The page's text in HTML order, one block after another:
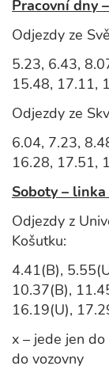
Pracovní dny
Odjezdy ze
5.23, 6.43,
15.48, 17.11,
Odjezdy ze
6.04, 7.23,
16.28, 17.51,
Soboty – linka
Odjezdy z
Košutku:
4.41(B),
10.37(B),
16.19(U),
x – jede jen
do vozovny